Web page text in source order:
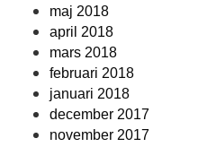
maj 2018
april 2018
mars 2018
februari 2018
januari 2018
december 2017
november 2017